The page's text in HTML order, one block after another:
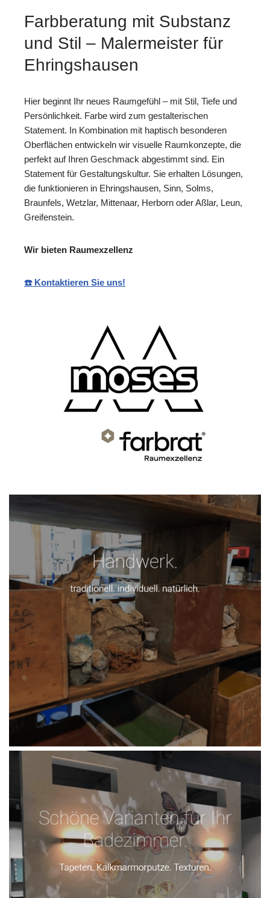
Farbberatung mit Substanz
und Stil – Malermeister für
Ehringshausen
Hier beginnt Ihr neues Raumgefühl – mit Stil, Tiefe und
Persönlichkeit. Farbe wird zum gestalterischen
Statement. In Kombination mit haptisch besonderen
Oberflächen entwickeln wir visuelle Raumkonzepte, die
perfekt auf Ihren Geschmack abgestimmt sind. Ein
Statement für Gestaltungskultur. Sie erhalten Lösungen,
die funktionieren in Ehringshausen, Sinn, Solms,
Braunfels, Wetzlar, Mittenaar, Herborn oder Aßlar, Leun,
Greifenstein.
Wir bieten Raumexzellenz
☎️ Kontaktieren Sie uns!